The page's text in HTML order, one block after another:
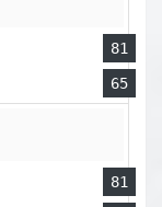
81
65
81